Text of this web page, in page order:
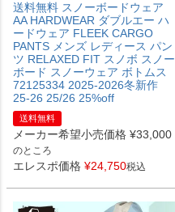
送料無料 スノーボードウェア
AA HARDWEAR ダブルエー ハ
ードウェア FLEEK CARGO
PANTS メンズ レディース パン
ツ RELAXED FIT スノボ スノー
ボード スノーウェア ボトムス
72125334 2025-2026冬新作
25-26 25/26 25%off
送料無料
メーカー希望小売価格 ¥33,000
のところ
エレスポ価格 ¥24,750税込